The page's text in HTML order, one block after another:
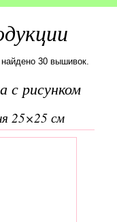
30 вышивок.
с рисунком
25×25 см